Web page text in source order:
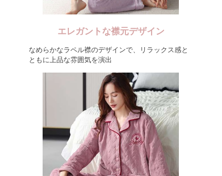
エレガントな襟元デザイン
なめらかなラペル襟のデザインで、リラックス感と
ともに上品な雰囲気を演出